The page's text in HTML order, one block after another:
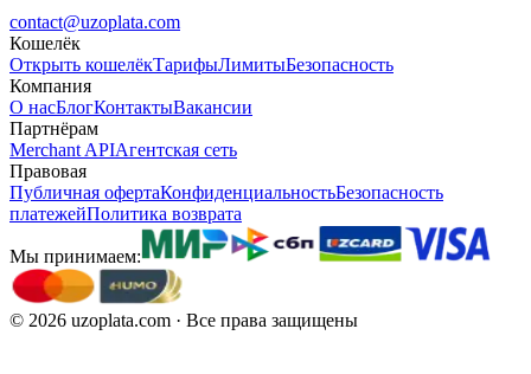
contact@uzoplata.com
Кошелёк
Открыть кошелёкТарифыЛимитыБезопасность
Компания
О насБлогКонтактыВакансии
Партнёрам
Merchant APIАгентская сеть
Правовая
Публичная офертаКонфиденциальностьБезопасность
платежейПолитика возврата
Мы принимаем:
© 2026 uzoplata.com · Все права защищены